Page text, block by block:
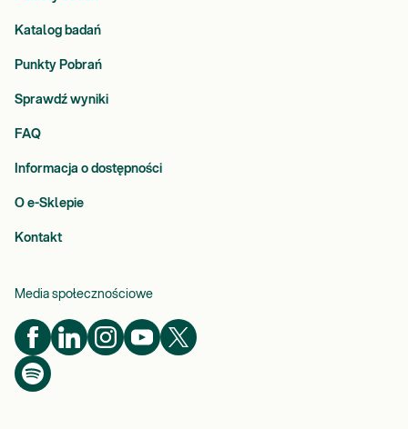
Katalog badań
Punkty Pobrań
Sprawdź wyniki
FAQ
Informacja o dostępności
O e-Sklepie
Kontakt
Media społecznościowe